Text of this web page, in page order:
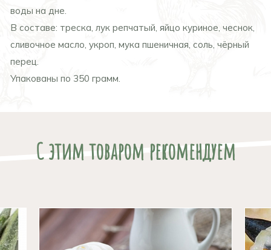
воды на дне.
В составе: треска, лук репчатый, яйцо куриное, чеснок,
сливочное масло, укроп, мука пшеничная, соль, чёрный
перец.
Упакованы по 350 грамм.
С этим товаром рекомендуем